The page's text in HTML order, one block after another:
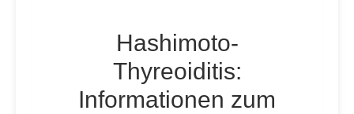
Hashimoto-
Thyreoiditis:
Informationen zum